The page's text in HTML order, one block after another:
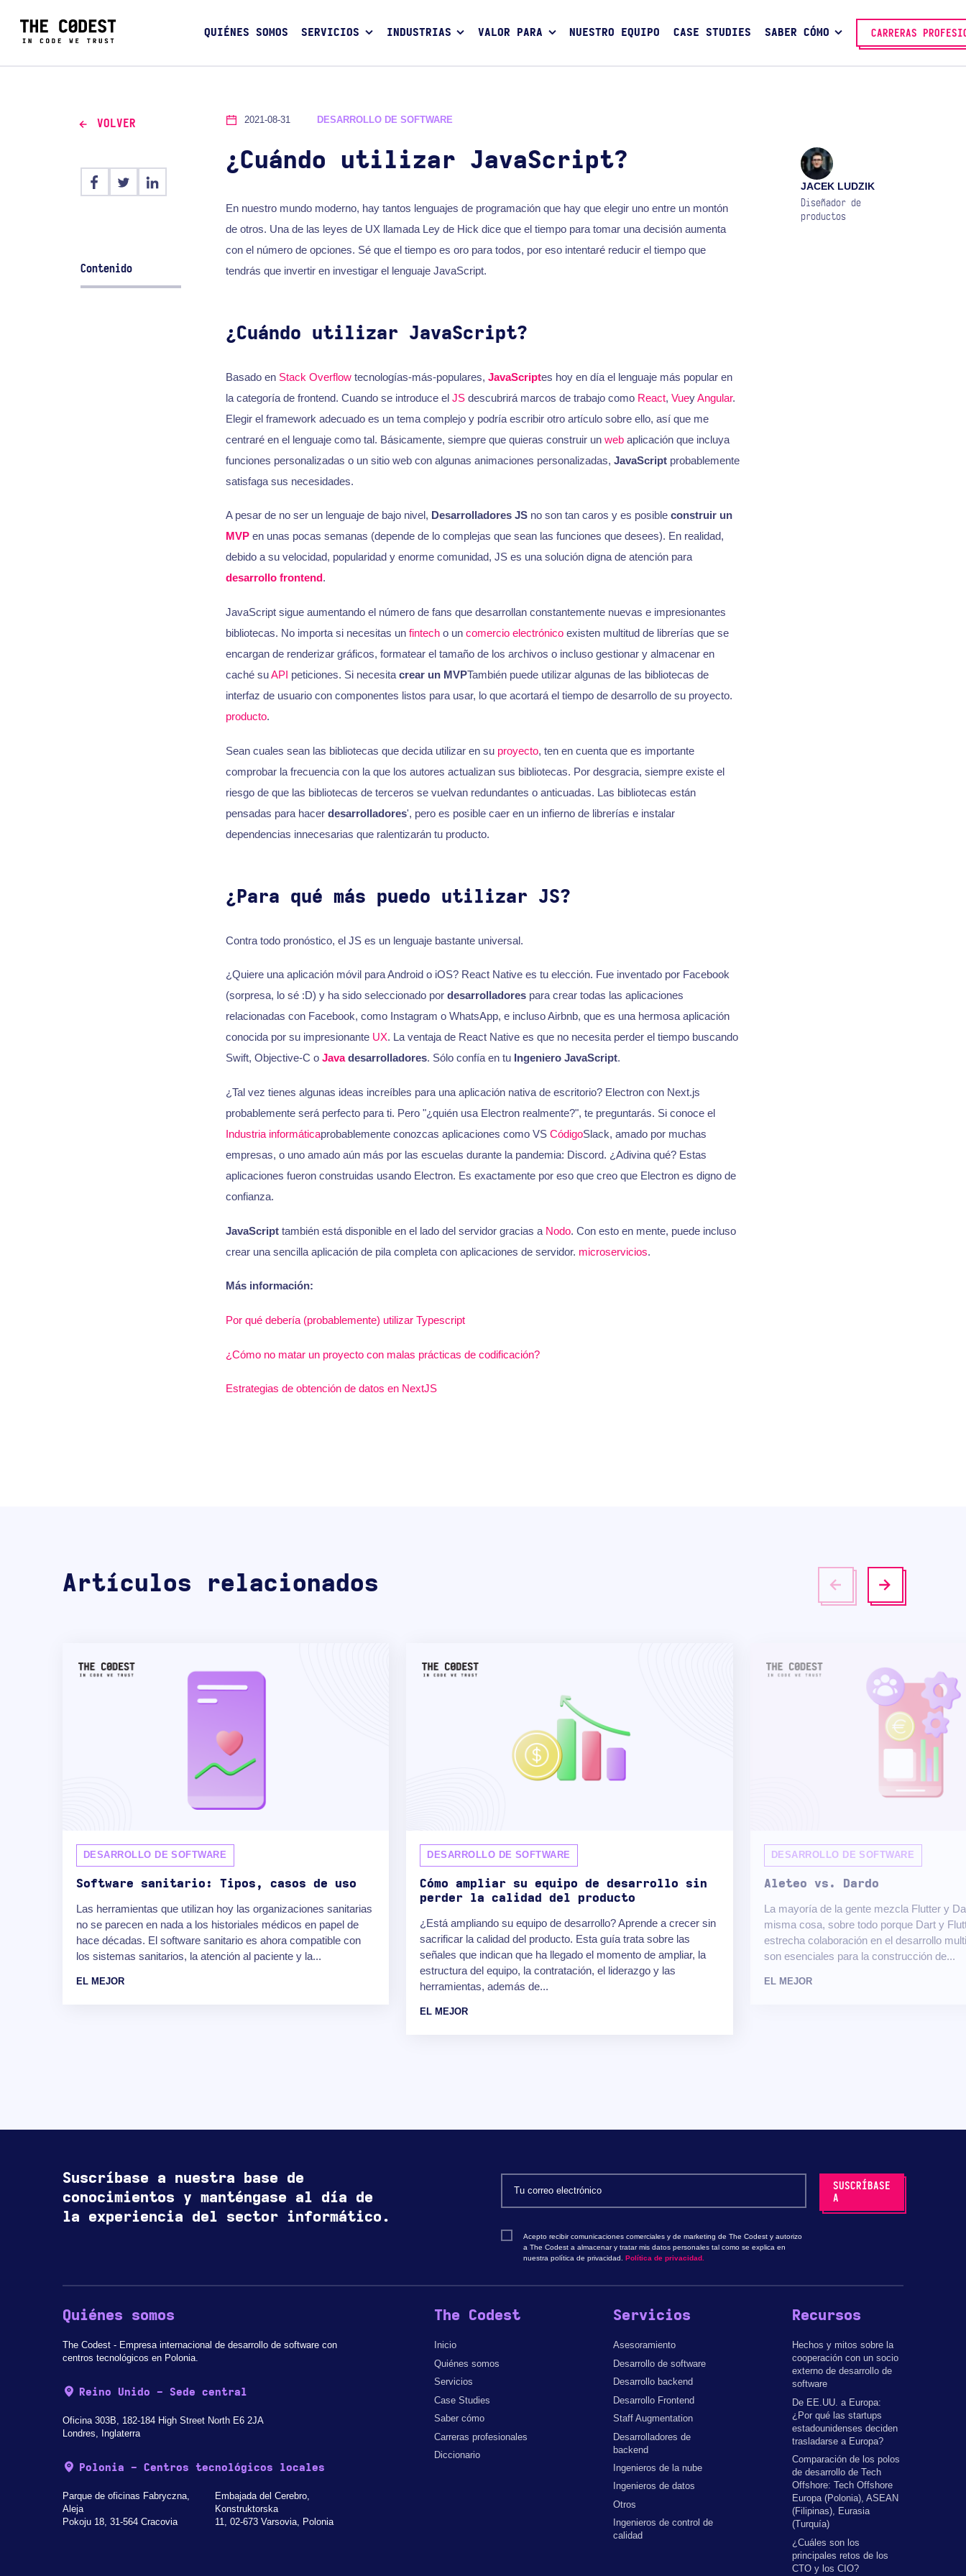
QUIÉNES SOMOS SERVICIOS INDUSTRIAS VALOR PARA NUESTRO EQUIPO CASE STUDIES SABER CÓMO CARRERAS
VOLVER
Contenido
2021-08-31 DESARROLLO DE SOFTWARE
¿Cuándo utilizar JavaScript?
JACEK LUDZIK
Diseñador de
productos
En nuestro mundo moderno, hay tantos lenguajes de programación que hay que elegir uno entre un montón
de otros. Una de las leyes de UX llamada Ley de Hick dice que el tiempo para tomar una decisión aumenta
con el número de opciones. Sé que el tiempo es oro para todos, por eso intentaré reducir el tiempo que
tendrás que invertir en investigar el lenguaje JavaScript.
¿Cuándo utilizar JavaScript?
Basado en Stack Overflowtecnologías-más-populares, JavaScriptes hoy en día el lenguaje más popular en
la categoría de frontend. Cuando se introduce el JSdescubrirá marcos de trabajo como React, VueyAngular.
Elegir el framework adecuado es un tema complejo y podría escribir otro artículo sobre ello, así que me
centraré en el lenguaje como tal. Básicamente, siempre que quieras construir un webaplicación que incluya
funciones personalizadas o un sitio web con algunas animaciones personalizadas, JavaScriptprobablemente
satisfaga sus necesidades.
A pesar de no ser un lenguaje de bajo nivel, Desarrolladores JSno son tan caros y es posible construir un
MVPen unas pocas semanas (depende de lo complejas que sean las funciones que desees). En realidad,
debido a su velocidad, popularidad y enorme comunidad, JS es una solución digna de atención para
desarrollo frontend.
JavaScript sigue aumentando el número de fans que desarrollan constantemente nuevas e impresionantes
bibliotecas. No importa si necesitas un fintecho un comercio electrónicoexisten multitud de librerías que se
encargan de renderizar gráficos, formatear el tamaño de los archivos o incluso gestionar y almacenar en
caché suAPI peticiones. Si necesita crear un MVPTambién puede utilizar algunas de las bibliotecas de
interfaz de usuario con componentes listos para usar, lo que acortará el tiempo de desarrollo de su proyecto.
producto.
Sean cuales sean las bibliotecas que decida utilizar en su proyecto, ten en cuenta que es importante
comprobar la frecuencia con la que los autores actualizan sus bibliotecas. Por desgracia, siempre existe el
riesgo de que las bibliotecas de terceros se vuelvan redundantes o anticuadas. Las bibliotecas están
pensadas para hacer desarrolladores', pero es posible caer en un infierno de librerías e instalar
dependencias innecesarias que ralentizarán tu producto.
¿Para qué más puedo utilizar JS?
Contra todo pronóstico, el JS es un lenguaje bastante universal.
¿Quiere una aplicación móvil para Android o iOS? React Native es tu elección. Fue inventado por Facebook
(sorpresa, lo sé :D) y ha sido seleccionado por desarrolladorespara crear todas las aplicaciones
relacionadas con Facebook, como Instagram o WhatsApp, e incluso Airbnb, que es una hermosa aplicación
conocida por su impresionante UX. La ventaja de React Native es que no necesita perder el tiempo buscando
Swift, Objective-C o Javadesarrolladores. Sólo confía en tu Ingeniero JavaScript.
¿Tal vez tienes algunas ideas increíbles para una aplicación nativa de escritorio? Electron con Next.js
probablemente será perfecto para ti. Pero "¿quién usa Electron realmente?", te preguntarás. Si conoce el
Industria informáticaprobablemente conozcas aplicaciones como VS CódigoSlack, amado por muchas
empresas, o uno amado aún más por las escuelas durante la pandemia: Discord. ¿Adivina qué? Estas
aplicaciones fueron construidas usando Electron. Es exactamente por eso que creo que Electron es digno de
confianza.
JavaScripttambién está disponible en el lado del servidor gracias a Nodo. Con esto en mente, puede incluso
crear una sencilla aplicación de pila completa con aplicaciones de servidor. microservicios.
Más información:
Por qué debería (probablemente) utilizar Typescript
¿Cómo no matar un proyecto con malas prácticas de codificación?
Estrategias de obtención de datos en NextJS
Artículos relacionados
DESARROLLO DE SOFTWARE
Software sanitario: Tipos, casos de uso
Las herramientas que utilizan hoy las organizaciones sanitarias
no se parecen en nada a los historiales médicos en papel de
hace décadas. El software sanitario es ahora compatible con
los sistemas sanitarios, la atención al paciente y la...
EL MEJOR
DESARROLLO DE SOFTWARE
Cómo ampliar su equipo de desarrollo sin
perder la calidad del producto
¿Está ampliando su equipo de desarrollo? Aprende a crecer sin
sacrificar la calidad del producto. Esta guía trata sobre las
señales que indican que ha llegado el momento de ampliar, la
estructura del equipo, la contratación, el liderazgo y las
herramientas, además de...
EL MEJOR
DESARROLLO DE SOFTWARE
Aleteo vs. Dardo
La mayoría de la gente mezcla Flutter y
misma cosa, sobre todo porque Dart y
estrecha colaboración en el desarrollo
son esenciales para la construcción de...
EL MEJOR
Suscríbase a nuestra base de
conocimientos y manténgase al día de
la experiencia del sector informático.
Acepto recibir comunicaciones comerciales y de marketing de The Codest y autorizo
a The Codest a almacenar y tratar mis datos personales tal como se explica en
nuestra política de privacidad.Política de privacidad.
Quiénes somos
The Codest - Empresa internacional de desarrollo de software con
centros tecnológicos en Polonia.
Reino Unido - Sede central
Oficina 303B, 182-184 High Street North E6 2JA
Londres, Inglaterra
Polonia - Centros tecnológicos locales
Parque de oficinas Fabryczna,
Aleja
Pokoju 18, 31-564 Cracovia
Embajada del Cerebro,
Konstruktorska
11, 02-673 Varsovia, Polonia
The Codest
Inicio
Quiénes somos
Servicios
Case Studies
Saber cómo
Carreras profesionales
Diccionario
Servicios
Asesoramiento
Desarrollo de software
Desarrollo backend
Desarrollo Frontend
Staff Augmentation
Desarrolladores de
backend
Ingenieros de la nube
Ingenieros de datos
Otros
Ingenieros de control de
calidad
Recursos
Hechos y mitos sobre la
cooperación con un socio
externo de desarrollo de
software
De EE.UU. a Europa:
¿Por qué las startups
estadounidenses deciden
trasladarse a Europa?
Comparación de los polos
de desarrollo de Tech
Offshore: Tech Offshore
Europa (Polonia), ASEAN
(Filipinas), Eurasia
(Turquía)
¿Cuáles son los
principales retos de los
CTO y los CIO?